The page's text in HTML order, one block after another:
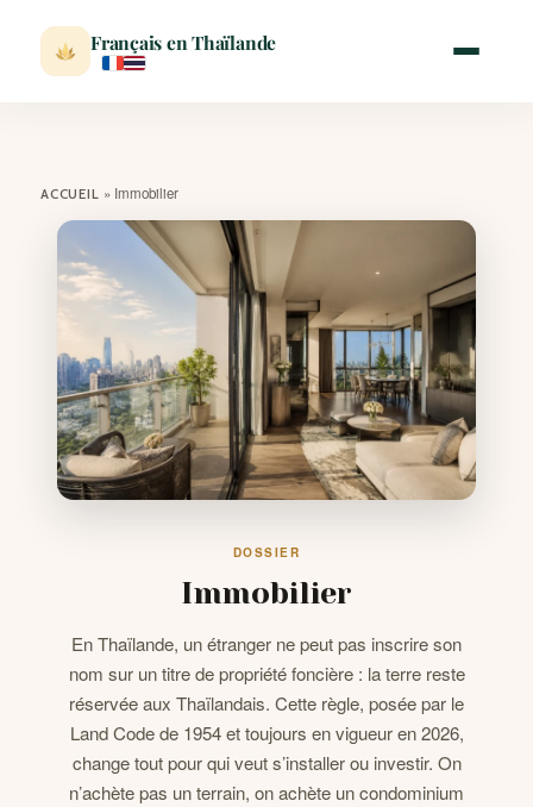
Français en Thaïlande
ACTUALITÉ
VISITER
MÉTÉO
EXPATRIATION
ACCUEIL » Immobilier
DOSSIER
Immobilier
En Thaïlande, un étranger ne peut pas inscrire son
nom sur un titre de propriété foncière : la terre reste
réservée aux Thaïlandais. Cette règle, posée par le
Land Code de 1954 et toujours en vigueur en 2026,
change tout pour qui veut s’installer ou investir. On
n’achète pas un terrain, on achète un condominium